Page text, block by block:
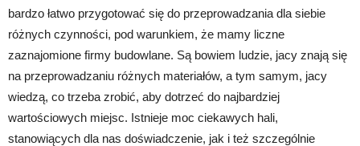
bardzo łatwo przygotować się do przeprowadzania dla siebie
różnych czynności, pod warunkiem, że mamy liczne
zaznajomione firmy budowlane. Są bowiem ludzie, jacy znają się
na przeprowadzaniu różnych materiałów, a tym samym, jacy
wiedzą, co trzeba zrobić, aby dotrzeć do najbardziej
wartościowych miejsc. Istnieje moc ciekawych hali,
stanowiących dla nas doświadczenie, jak i też szczególnie